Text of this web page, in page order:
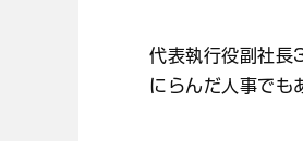
代表執行役副社長
にらんだ人事でも